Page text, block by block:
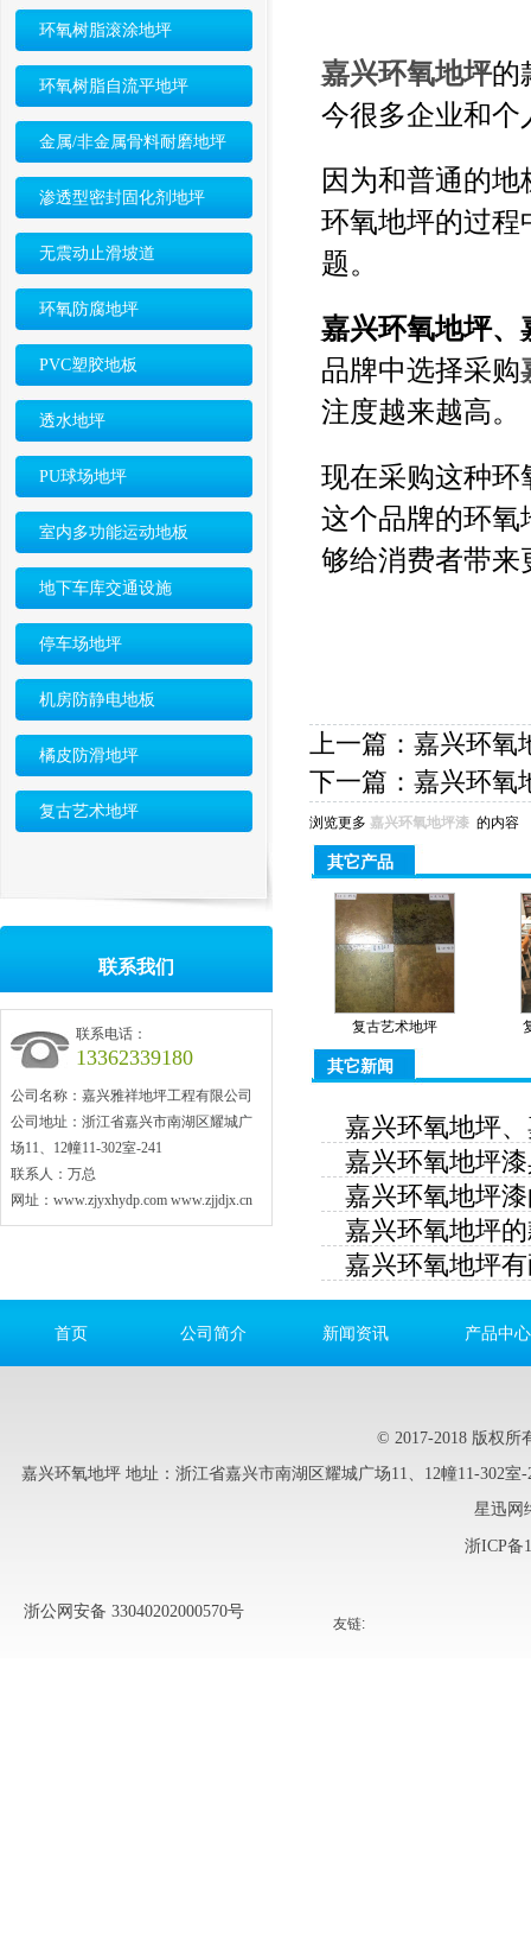
环氧树脂滚涂地坪
环氧树脂自流平地坪
金属/非金属骨料耐磨地坪
渗透型密封固化剂地坪
无震动止滑坡道
环氧防腐地坪
PVC塑胶地板
透水地坪
PU球场地坪
室内多功能运动地板
地下车库交通设施
停车场地坪
机房防静电地板
橘皮防滑地坪
复古艺术地坪
联系我们
联系电话：
13362339180
公司名称：嘉兴雅祥地坪工程有限公司
公司地址：浙江省嘉兴市南湖区耀城广
场11、12幢11-302室-241
联系人：万总
网址：www.zjyxhydp.com www.zjjdjx.cn
嘉兴环氧地坪的
今很多企业和个
因为和普通的
环氧地坪的过程
题。
嘉兴环氧地坪、
品牌中选择采购
注度越来越高。
现在采购这种环
这个品牌的环氧
够给消费者带来
上一篇： 嘉兴环氧
下一篇： 嘉兴环氧
浏览更多 嘉兴环氧地坪漆 的内容
其它产品
复古艺术地坪
其它新闻
嘉兴环氧地坪
嘉兴环氧地坪
嘉兴环氧地坪
嘉兴环氧地坪
嘉兴环氧地坪
首页 公司简介 新闻资讯 产品中心
© 2017-2018 版权所
嘉兴环氧地坪 地址：浙江省嘉兴市南湖区耀城广场11、12幢11-302
星迅网
浙ICP备
浙公网安备 33040202000570号
友链: